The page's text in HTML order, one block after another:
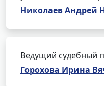
Николаев Андрей
Ведущий судебный
Горохова Ирина